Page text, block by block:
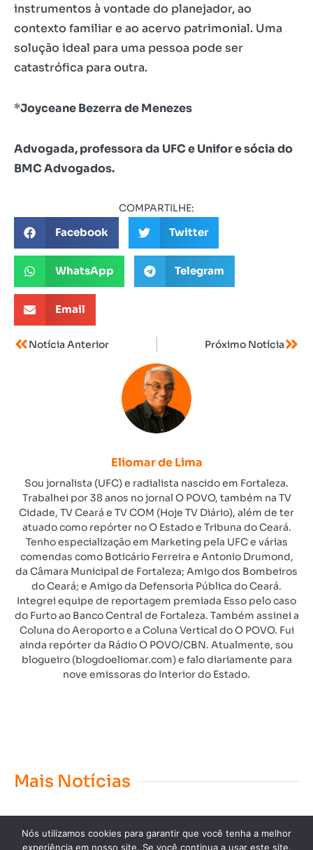
instrumentos à vontade do planejador, ao
contexto familiar e ao acervo patrimonial. Uma
solução ideal para uma pessoa pode ser
catastrófica para outra.
*Joyceane Bezerra de Menezes
Advogada, professora da UFC e Unifor e sócia do
BMC Advogados.
COMPARTILHE:
Facebook Twitter
WhatsApp Telegram
Email
Notícia Anterior Próximo Notícia
Eliomar de Lima
Sou jornalista (UFC) e radialista nascido em Fortaleza.
Trabalhei por 38 anos no jornal O POVO, também na TV
Cidade, TV Ceará e TV COM (Hoje TV Diário), além de ter
atuado como repórter no O Estado e Tribuna do Ceará.
Tenho especialização em Marketing pela UFC e várias
comendas como Boticário Ferreira e Antonio Drumond,
da Câmara Municipal de Fortaleza; Amigo dos Bombeiros
do Ceará; e Amigo da Defensoria Pública do Ceará.
Integrei equipe de reportagem premiada Esso pelo caso
do Furto ao Banco Central de Fortaleza. Também assinei a
Coluna do Aeroporto e a Coluna Vertical do O POVO. Fui
ainda repórter da Rádio O POVO/CBN. Atualmente, sou
blogueiro (blogdoeliomar.com) e falo diariamente para
nove emissoras do Interior do Estado.
Mais Notícias
Nós utilizamos cookies para garantir que você tenha a melhor
experiência em nosso site. Se você continua a usar este site,